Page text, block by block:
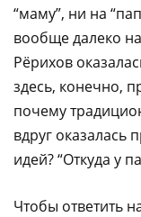
“маму”, ни на
вообще далеко
Рёрихов
здесь, конечно,
почему
вдруг оказалась
идей? “Откуда у
Чтобы ответить